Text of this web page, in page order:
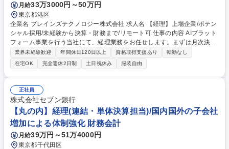
月給33万3000円～50万円
東京都港区
企業名 ブレインズテクノロジー株式会社 求人名 【経理】上場企業/ポテン
シャル採用/未経験から決算・財務まで/リモート可 仕事の内容 AIプラット
フォーム事業を行う当社にて、経理業務をお任せします。まずは月次決算
サポートや経費精算等の基礎から開始。習熟度に応じ、将来は開示・財
務・株主総会対応など管理部門のプロへ幅を広げて頂きます。 【具体的に
は】 ■月次・四半期・年次決算業務のサポート ■経費精算、仕訳入力、支
払管理、固定資産管理 ■稟議チェック、株主総会関連の運営サポート ■税
理士・監査法人への対応補助 ■管理会計、開示書類の作成補助 募集職種
【経理】上場企業/ポテンシャル採用/未経験から決算・財務まで/リモート
可
業界未経験歓迎 年間休日120日以上 資格取得支援あり
転勤なし
在宅OK
完全週休2日制 土日祝休み 服装自由
正社員
株式会社セブン銀行
【丸の内】経理(連結・単体決算担当)/国内国外の子会社
増加による体制強化 財務会計
月給39万円～51万4000円
東京都千代田区